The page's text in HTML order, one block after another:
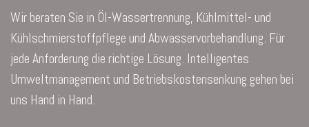
Wir beraten Sie in Öl-Wassertrennung, Kühlmittel- und
Kühlschmierstoffpflege und Abwasservorbehandlung. Für
jede Anforderung die richtige Lösung. Intelligentes
Umweltmanagement und Betriebskostensenkung gehen bei
uns Hand in Hand.